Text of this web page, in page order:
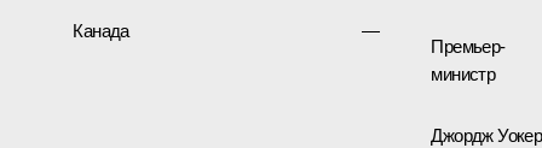
Канада —
Премьер-
министр
Джордж Уокер